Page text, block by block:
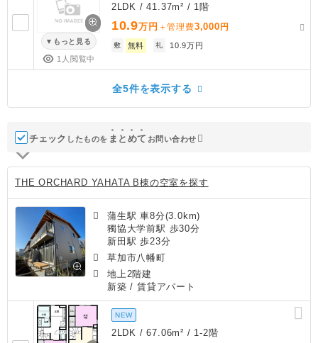
もっと見る
1人閲覧中
2LDK / 41.37m² / 1階
10.9万円 ＋管理費3,000 円
敷 無料 礼 10.9万円
全5件を表示する
チェック したものを ま と めて お問い合わせ
THE ORCHARD YAHATA B棟の空室を探す
蒲生駅 車8分(3.0km)
獨協大学前駅 歩30分
新田駅 歩23分
草加市八幡町
地上2階建
新築 / 賃貸アパート
NEW
2LDK / 67.06m² / 1-2階